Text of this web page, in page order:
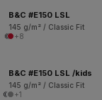
B&C #E150 LSL
145 g/m² / Classic Fit
+8
B&C #E150 LSL /kids
145 g/m² / Classic Fit
+1